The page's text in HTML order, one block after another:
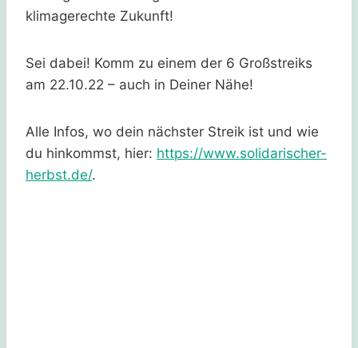
klimagerechte Zukunft!
Sei dabei! Komm zu einem der 6 Großstreiks
am 22.10.22 – auch in Deiner Nähe!
Alle Infos, wo dein nächster Streik ist und wie
du hinkommst, hier: https://www.solidarischer-
herbst.de/.